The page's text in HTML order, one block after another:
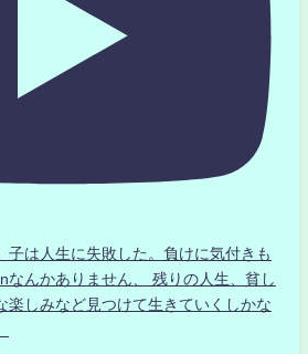
子は人生に失敗した。負けに気付きも
なんかありません、 残りの人生、貧し
楽しみなど見つけて生きていくしかな